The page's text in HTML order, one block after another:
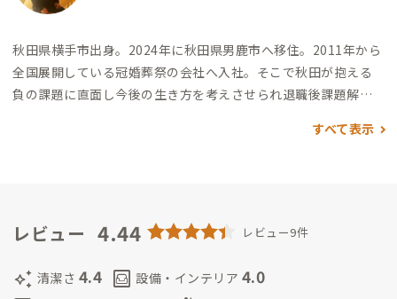
秋田県横手市出身。2024年に秋田県男鹿市へ移住。 2011年から
全国展開している冠婚葬祭の会社へ入社。 そこで秋田が抱える
負の課題に直面し今後の生き方を考えさせられ退職後課題解決
その後、サウナが健康に
は、男鹿A宅と同じ船川地区にある、森長旅館で宿守をしながら
ーをサウナーには最高の施設の一つとして認知されることを目
指して日々改良を行なっています。
すべて表示
レビュー 4.44 レビュー9件
auto_awesome 清潔さ 4.4 living 設備・インテリア 4.0